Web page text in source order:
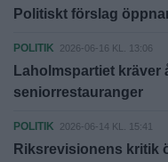
Politiskt förslag
POLITIK 2026-06-16 KL. 13:06
Laholmspartiet kräver
seniorrestauranger
POLITIK 2026-06-14 KL. 15:41
Riksrevisionens kritik